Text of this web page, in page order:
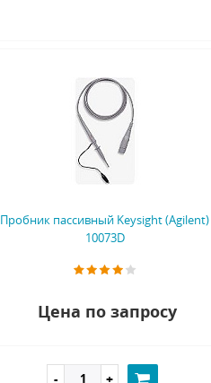
Пробник пассивный Keysight (Agilent)
10073D
Цена по запросу